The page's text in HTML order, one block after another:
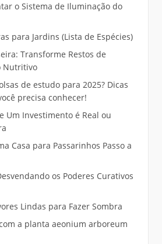
o Sistema de Iluminação do
para Jardins (Lista de Espécies)
Transforme Restos de
Nutritivo
de estudo para 2025? Dicas
precisa conhecer!
Um Investimento é Real ou
Casa para Passarinhos Passo a
os Poderes Curativos
Lindas para Fazer Sombra
a planta aeonium arboreum